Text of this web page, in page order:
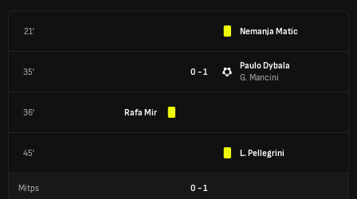
21' Nemanja Matic
35' 0 - 1
Paulo Dybala
G. Mancini
36' Rafa Mir
45' L. Pellegrini
Mitps 0 -1